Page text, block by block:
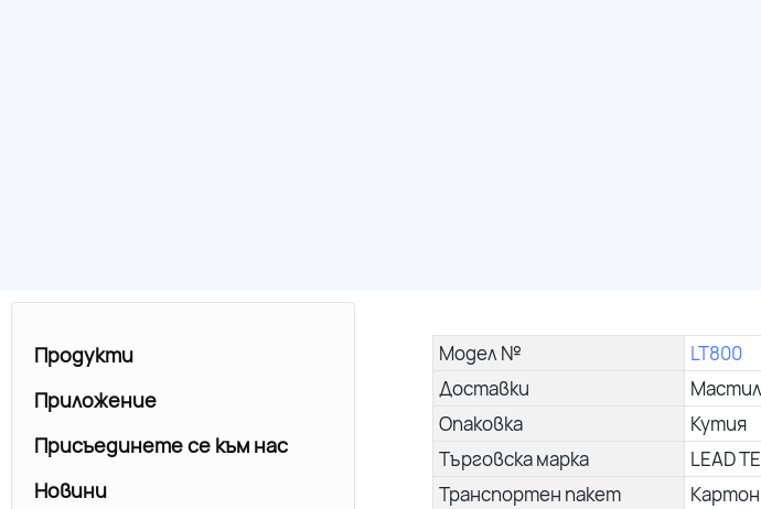
Модел №
LT800
Доставки
Опаковка
Кутия
Търговска марка
LEAD
Транспортен пакет
Картон
Продукти
Приложение
Присъединете се към нас
Новини